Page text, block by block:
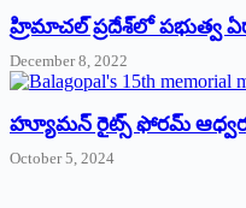
‌హ్రిమాచల్‌ ‌ప్రదేశ్‌లో పభుత్వ
December 8, 2022
హ్యూమన్‌ రైట్స్‌ ఫోరమ్‌
October 5, 2024